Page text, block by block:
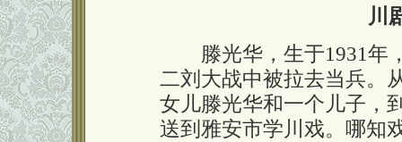
川
滕光华，生于1931年
二刘大战中被拉去当兵。
女儿滕光华和一个儿子，
送到雅安市学川戏。哪知